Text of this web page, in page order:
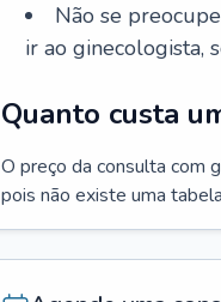
Não se
ir ao ginecologista,
Quanto custa
O preço da consulta com
pois não existe uma